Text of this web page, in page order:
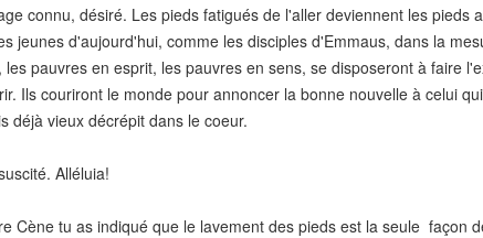
connu, désiré. Les pieds fatigués de l'aller deviennent les pieds
jeunes d'aujourd'hui, comme les disciples d'Emmaus, dans la
pauvres en esprit, les pauvres en sens, se disposeront à faire
Ils couriront le monde pour annoncer la bonne nouvelle à celui
déjà vieux décrépit dans le coeur.
Alléluia!
Cène tu as indiqué que le lavement des pieds est la seule façon